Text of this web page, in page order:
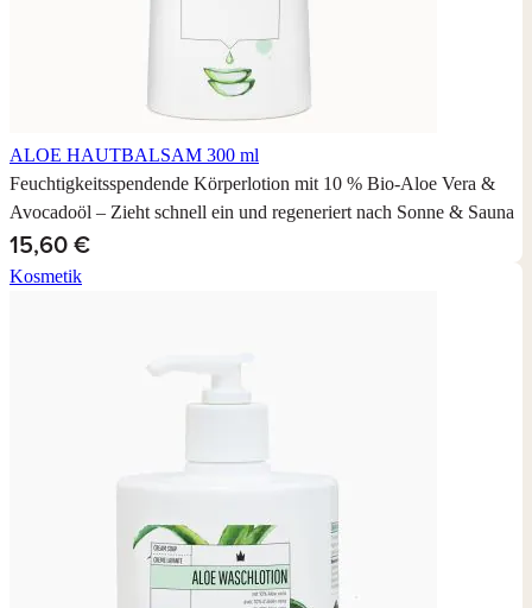
ALOE HAUTBALSAM 300 ml
Feuchtigkeitsspendende Körperlotion mit 10 % Bio-Aloe Vera &
Avocadoöl – Zieht schnell ein und regeneriert nach Sonne & Sauna
15,60 €
Kosmetik